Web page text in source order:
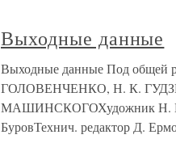
Выходные данные
Выходные данные Под
ГОЛОВЕНЧЕНКО, Н. К.
МАШИНСКОГОХудожник Н.
БуровТехнич. редактор Д.